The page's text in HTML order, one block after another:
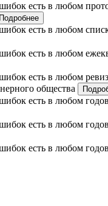
есть в любом
Подробнее
есть в любом
есть в любом
есть в любом
общества
есть в любом
есть в любом
есть в любом